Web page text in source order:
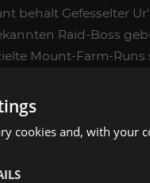
behält Gefesselter
Raid-Boss
Mount-Farm-
DIESER
für Spieler, die den
Besonders
cookies and, with your